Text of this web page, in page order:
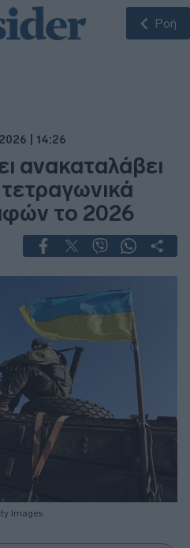
Ροή
| 14:26
ανακαταλάβει
το 2026
Images